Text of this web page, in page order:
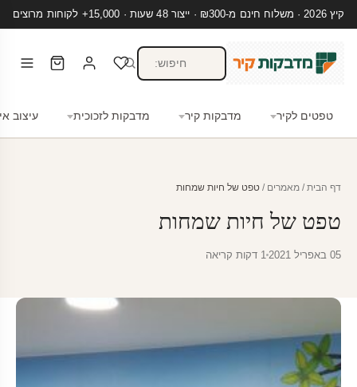
קיץ 2026 · משלוח חינם מ-₪300 · ייצור 48 שעות · 15,000+ לקוחות מרוצים
טפטים לקיר מדבקות קיר מדבקות לזכוכית עיצוב
דף הבית / מאמרים / טפט של חיות שמחות
טפט של חיות שמחות
05 באפריל 2021 1 דקות קריאה